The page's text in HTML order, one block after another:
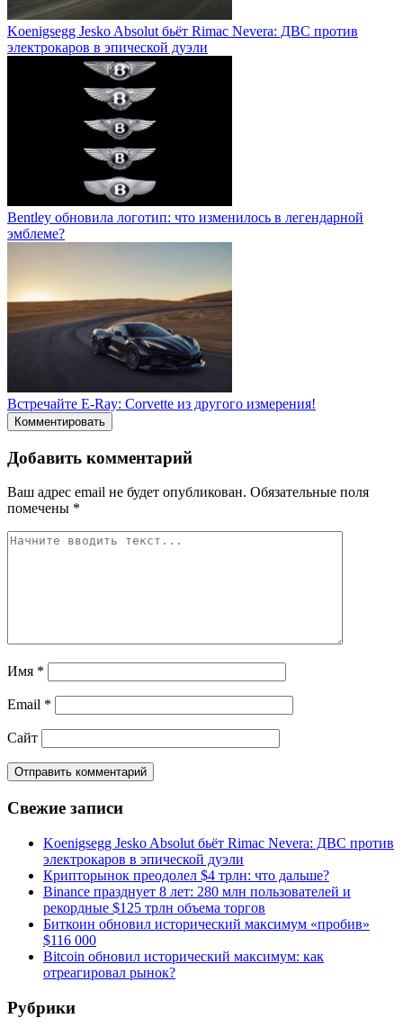
Koenigsegg Jesko Absolut бьёт Rimac Nevera: ДВС против
электрокаров в эпической дуэли
Bentley обновила логотип: что изменилось в легендарной
эмблеме?
Встречайте E-Ray: Corvette из другого измерения!
Комментировать
Добавить комментарий
Ваш адрес email не будет опубликован. Обязательные поля
помечены *
Имя *
Email *
Сайт
Свежие записи
Koenigsegg Jesko Absolut бьёт Rimac Nevera: ДВС против
электрокаров в эпической дуэли
Крипторынок преодолел $4 трлн: что дальше?
Binance празднует 8 лет: 280 млн пользователей и
рекордные $125 трлн объема торгов
Биткоин обновил исторический максимум «пробив»
$116 000
Bitcoin обновил исторический максимум: как
отреагировал рынок?
Рубрики